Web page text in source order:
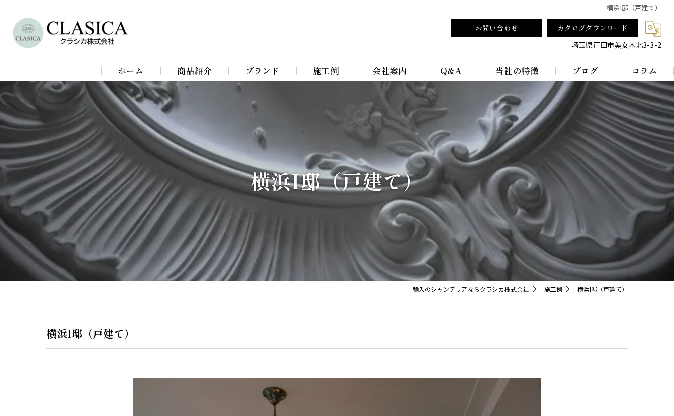
横浜I邸（戸建て）
お問い合わせ
カタログダウンロード
埼玉県戸田市美女木北3-3-2
ホーム 商品紹介
シャンデリア
シーリングライト
スタンドライト
ブラケットライト
ペンダントライト
門灯
ブランド
Bohemian Chandeliers
Murano Blown Glass
William Morris lamps
Toile De Jouy Lamps
Orla Kiely Lamps
施工例 会社案内 Q&A 当社の特徴
テーブルランプ
ランプシェード
真鍮
レトロ
クリスタル
ブログ コラム
横浜I邸（戸建て）
輸入のシャンデリアならクラシカ株式会社 施工例 横浜I邸（戸建て）
横浜I邸（戸建て）